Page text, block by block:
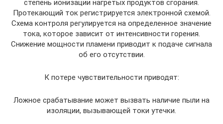
степень ионизации нагретых продуктов сгорания.
Протекающий ток регистрируется электронной схемой.
Схема контроля регулируется на определенное значение
тока, которое зависит от интенсивности горения.
Снижение мощности пламени приводит к подаче сигнала
об его отсутствии.
К потере чувствительности приводят:
Ложное срабатывание может вызвать наличие пыли на
изоляции, вызывающей токи утечки.